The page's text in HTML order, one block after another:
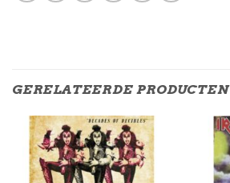
GERELATEERDE PRODUCTEN